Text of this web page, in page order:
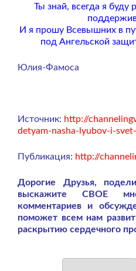
Ты знай, всегда я буду
И я прошу Всевышних в
под Ангельской
Юлия-Фамоса
Источник: http://
detyam-nasha-lyubov-i-
Публикация: http://
Дорогие Друзья,
выскажите СВОЕ
комментариев и
поможет всем нам
раскрытию сердечного